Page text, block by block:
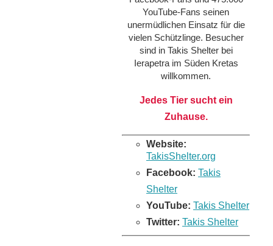
YouTube-Fans seinen
unermüdlichen Einsatz für die
vielen Schützlinge. Besucher
sind in Takis Shelter bei
Ierapetra im Süden Kretas
willkommen.
Jedes Tier sucht ein
Zuhause.
Website:
TakisShelter.org
Facebook: Takis
Shelter
YouTube: Takis Shelter
Twitter: Takis Shelter